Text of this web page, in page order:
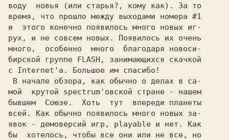
воду  новья (или старья?, кому как). За то
время, что прошло между выходами номера #1
и  этого конечно появилось много новых иг-
рух, и не совсем новых. Появилось их очень
много,  особенно  много  благодаря новоси-
бирской группе FLASH, занимающихся скачкой
с Internet'а. Большое им спасибо!
мой  крутой spectrum'овской стране - нашем
бывшем  Союзе.  Хоть  тут  впереди планеты
всей. Как обычно появилось много новых за-
явок - демоверсий игр, playable и нет. Как
бы  хотелось, чтобы все они или не все, но